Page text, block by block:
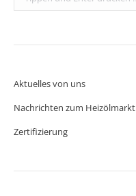
Aktuelles von uns
Nachrichten zum Heizölmarkt
Zertifizierung